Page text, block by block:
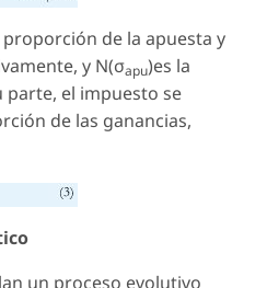
de la apuesta y
y N(σapu)es la
el impuesto se
de las ganancias,
un proceso evolutivo